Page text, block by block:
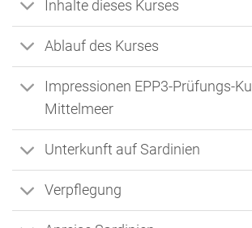
Inhalte dieses Kurses
Ablauf des Kurses
Impressionen EPP3-Prüfungs-
Mittelmeer
Unterkunft auf Sardinien
Verpflegung